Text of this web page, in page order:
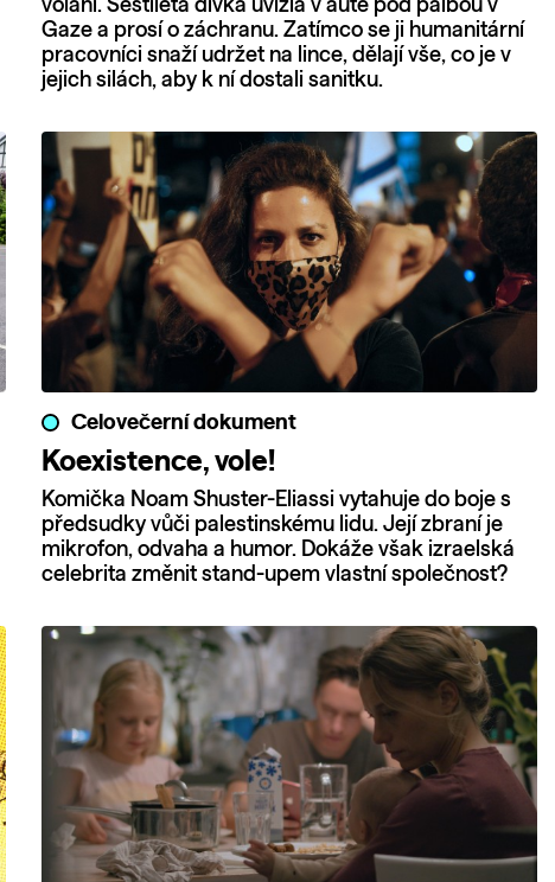
volání. Šestiletá dívka uvízla v autě pod palbou v
Gaze a prosí o záchranu. Zatímco se ji humanitární
pracovníci snaží udržet na lince, dělají vše, co je v
jejich silách, aby k ní dostali sanitku.
Celovečerní dokument
Koexistence, vole!
Komička Noam Shuster-Eliassi vytahuje do boje s
předsudky vůči palestinskému lidu. Její zbraní je
mikrofon, odvaha a humor. Dokáže však izraelská
celebrita změnit stand-upem vlastní společnost?